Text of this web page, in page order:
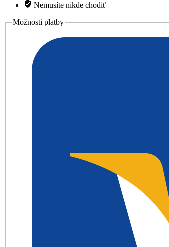
Nemusíte nikde chodiť
Možnosti platby